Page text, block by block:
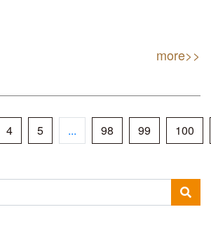
more>>
4 5 ... 98 99 100